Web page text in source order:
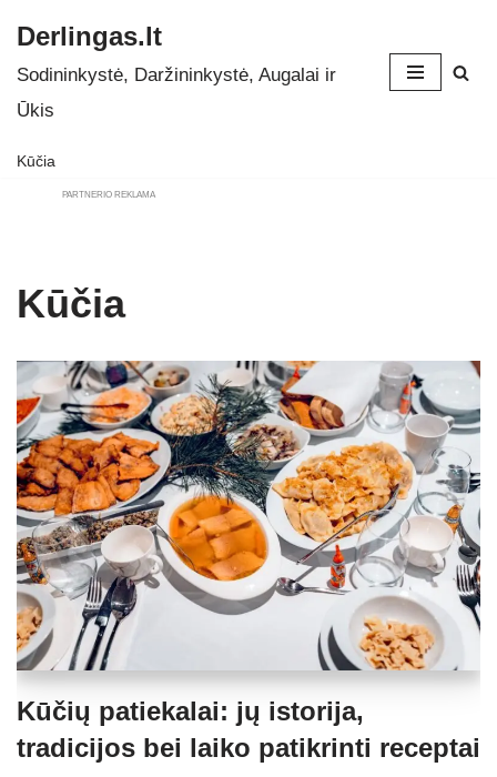
Skip
to
Derlingas.lt
Sodininkystė, Daržininkystė, Augalai ir
Ūkis
Kūčia
PARTNERIO REKLAMA
Kūčia
Kūčių patiekalai: jų istorija,
tradicijos bei laiko patikrinti receptai